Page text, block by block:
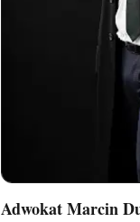
Adwokat Marcin